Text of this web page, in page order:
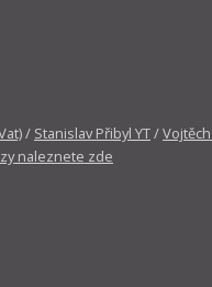
/ Stanislav Přibyl YT/
naleznete zde